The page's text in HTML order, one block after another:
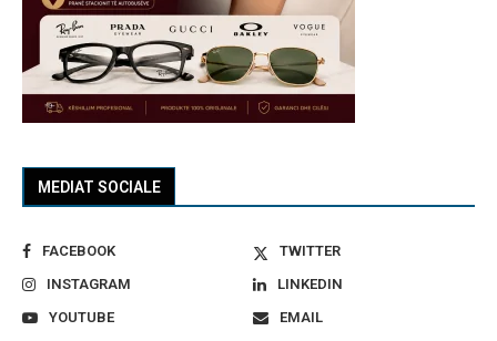
MEDIAT SOCIALE
FACEBOOK
TWITTER
INSTAGRAM
LINKEDIN
YOUTUBE
EMAIL